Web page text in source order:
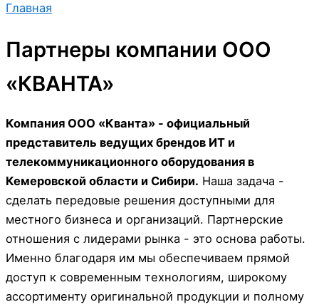
Главная
Партнеры компании ООО
«КВАНТА»
Компания ООО «Кванта» - официальный
представитель ведущих брендов ИТ и
телекоммуникационного оборудования в
Кемеровской области и Сибири. Наша задача -
сделать передовые решения доступными для
местного бизнеса и организаций. Партнерские
отношения с лидерами рынка - это основа работы.
Именно благодаря им мы обеспечиваем прямой
доступ к современным технологиям, широкому
ассортименту оригинальной продукции и полному